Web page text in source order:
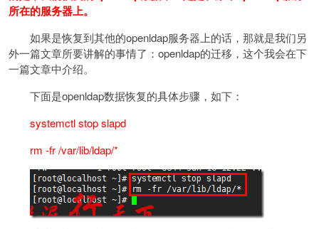
所在的服务器上。
如果是恢复到其他的openldap服务器上的话，那就是我们另
外一篇文章所要讲解的事情了：openldap的迁移，这个我会在下
一篇文章中介绍。
下面是openldap数据恢复的具体步骤，如下：
systemctl stop slapd
rm -fr /var/lib/ldap/*